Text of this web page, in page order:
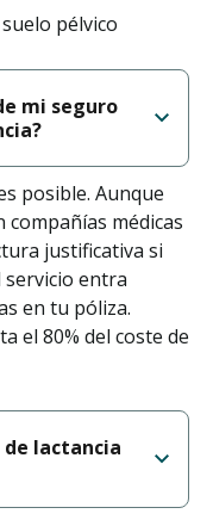
pélvico
mi seguro
posible. Aunque
médicas
justificativa si
entra
en tu póliza.
el 80% del coste de
de lactancia